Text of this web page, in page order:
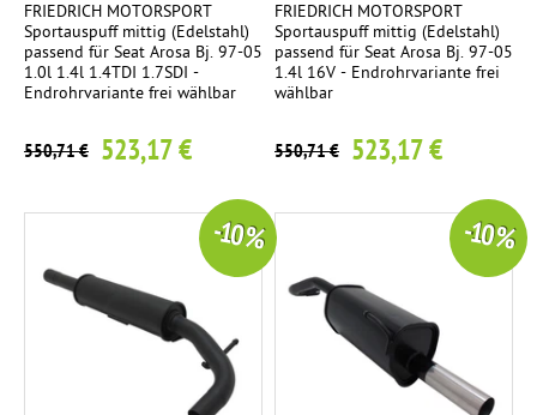
FRIEDRICH MOTORSPORT
Sportauspuff mittig (Edelstahl)
passend für Seat Arosa Bj. 97-05
1.0l 1.4l 1.4TDI 1.7SDI -
Endrohrvariante frei wählbar
550,71 € 523,17 €
FRIEDRICH MOTORSPORT
Sportauspuff mittig (Edelstahl)
passend für Seat Arosa Bj. 97-05
1.4l 16V - Endrohrvariante frei
wählbar
550,71 € 523,17 €
-10 % -10 %